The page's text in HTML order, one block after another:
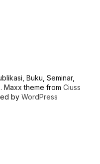
Buku, Seminar,
Maxx theme from Ciuss
by WordPress